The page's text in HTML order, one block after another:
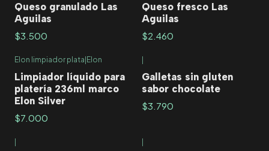
Queso granulado Las
Aguilas
$3.500
Queso fresco Las
Aguilas
$2.460
Elon limpiador plata Elon
Limpiador líquido para
platería 236ml marco
Elon Silver
$7.000
Galletas sin gluten
sabor chocolate
$3.790